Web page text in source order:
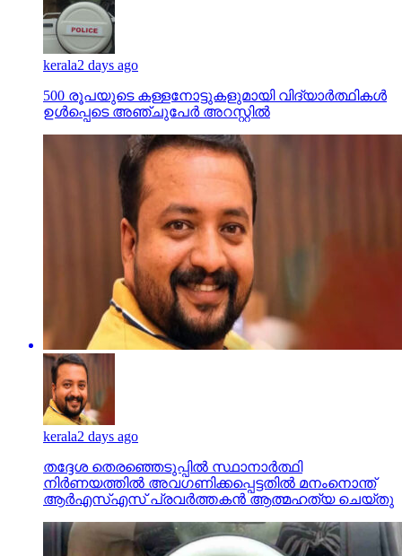
kerala2 days ago
500 രൂപയുടെ കള്ളനോട്ടുകളുമായി വിദ്യാര്‍ത്ഥികള്‍
ഉള്‍പ്പെടെ അഞ്ചുപേര്‍ അറസ്റ്റില്‍
kerala2 days ago
തദ്ദേശ തെരഞ്ഞെടുപ്പില്‍ സ്ഥാനാര്‍ത്ഥി
നിര്‍ണയത്തില്‍ അവഗണിക്കപ്പെട്ടതില്‍ മനംനൊന്ത്
ആര്‍എസ്എസ് പ്രവര്‍ത്തകന്‍ ആത്മഹത്യ ചെയ്തു